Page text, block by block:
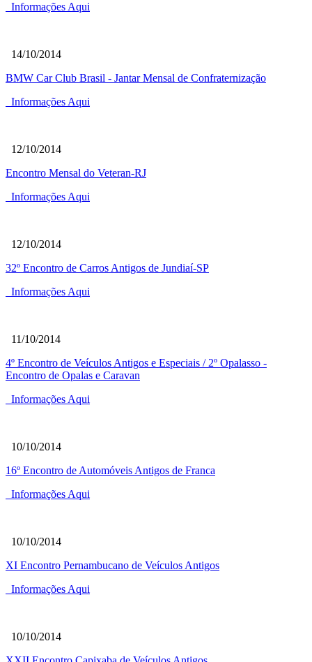
Informações Aqui
14/10/2014
BMW Car Club Brasil - Jantar Mensal de Confraternização
Informações Aqui
12/10/2014
Encontro Mensal do Veteran-RJ
Informações Aqui
12/10/2014
32º Encontro de Carros Antigos de Jundiaí-SP
Informações Aqui
11/10/2014
4º Encontro de Veículos Antigos e Especiais / 2º Opalasso -
Encontro de Opalas e Caravan
Informações Aqui
10/10/2014
16º Encontro de Automóveis Antigos de Franca
Informações Aqui
10/10/2014
XI Encontro Pernambucano de Veículos Antigos
Informações Aqui
10/10/2014